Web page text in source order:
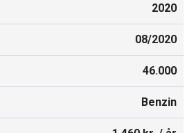
2020
08/2020
46.000
Benzin